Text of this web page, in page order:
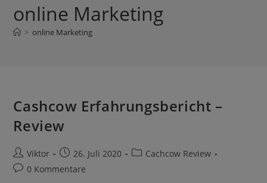
online Marketing
> online Marketing
Cashcow Erfahrungsbericht –
Review
Beitrags-
Autor:
Viktor
Beitrag
veröffentlicht:
26. Juli 2020
Beitrags-
Cachcow Review
Beitrags-
0 Kommentare